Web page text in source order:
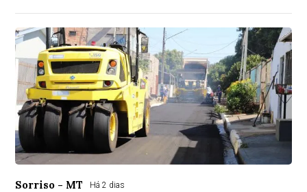
Sorriso - MT Há 2 dias